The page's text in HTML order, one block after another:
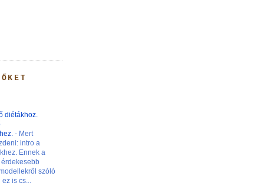
diétákhoz.
- Mert
intro a
Ennek a
szóló
is cs...